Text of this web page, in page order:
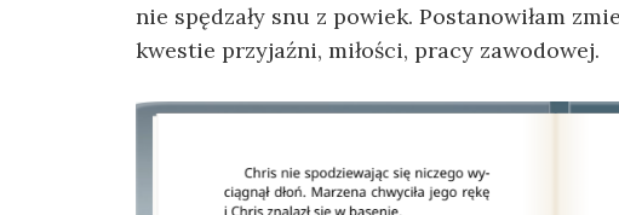
nie spędzały snu z powiek. Postanowiłam
kwestie przyjaźni, miłości, pracy zawodowej.